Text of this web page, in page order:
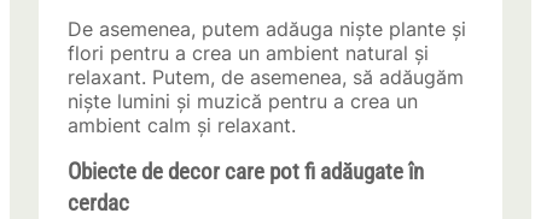
De asemenea, putem adăuga niște plante și
flori pentru a crea un ambient natural și
relaxant. Putem, de asemenea, să adăugăm
niște lumini și muzică pentru a crea un
ambient calm și relaxant.
Obiecte de decor care pot fi adăugate în
cerdac